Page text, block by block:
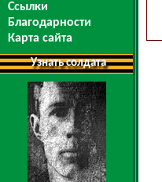
Ссылки
Благодарности
Карта сайта
Узнать солдата